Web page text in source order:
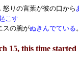
怒りの言葉が彼の口から
こす
スの腕がぬきんでている
15, this time started